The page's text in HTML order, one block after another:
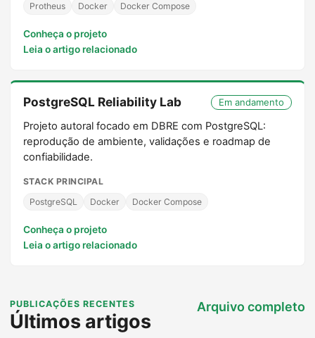
Protheus
Docker Docker Compose
Conheça o projeto
Leia o artigo relacionado
PostgreSQL Reliability Lab Em andamento
Projeto autoral focado em DBRE com PostgreSQL:
reprodução de ambiente, validações e roadmap de
confiabilidade.
STACK PRINCIPAL
PostgreSQL
Docker Docker Compose
Conheça o projeto
Leia o artigo relacionado
PUBLICAÇÕES RECENTES
Últimos artigos
Arquivo completo